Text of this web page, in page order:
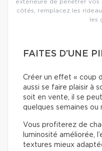
extérieure de pénétrer vos
côtés, remplacez les
les
FAITES D’UNE
Créer un effet « coup
aussi se faire plaisir à
soit en vente, il se
quelques semaines
Vous profiterez de
luminosité améliorée,
textures mieux